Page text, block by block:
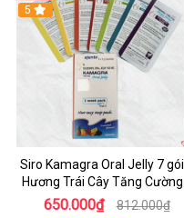
5
Siro Kamagra Oral Jelly 7 gói
Hương Trái Cây Tăng Cường
Sinh Lý Nam
650.000₫ 812.000₫